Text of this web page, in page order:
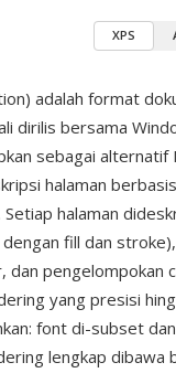
XPS
adalah format
dirilis bersama
sebagai alternatif
halaman
halaman
fill dan
dan pengelompokan
yang presisi
font di-subset
lengkap dibawa